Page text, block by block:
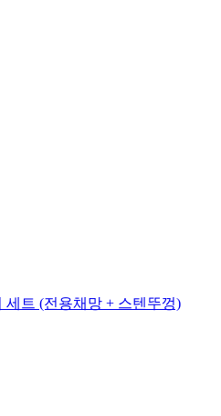
세트 (전용채망 + 스텐뚜껑)